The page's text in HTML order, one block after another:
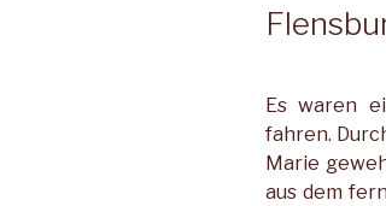
Es waren
fahren.
Marie
aus dem